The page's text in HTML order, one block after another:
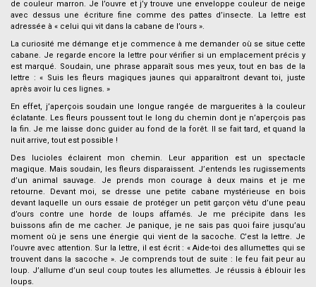
de couleur marron. Je l’ouvre et j’y trouve une enveloppe couleur de neige
avec dessus une écriture fine comme des pattes d’insecte. La lettre est
adressée à « celui qui vit dans la cabane de l’ours ».
La curiosité me démange et je commence à me demander où se situe cette
cabane. Je regarde encore la lettre pour vérifier si un emplacement précis y
est marqué. Soudain, une phrase apparaît sous mes yeux, tout en bas de la
lettre : « Suis les fleurs magiques jaunes qui apparaîtront devant toi, juste
après avoir lu ces lignes. »
En effet, j’aperçois soudain une longue rangée de marguerites à la couleur
éclatante. Les fleurs poussent tout le long du chemin dont je n’aperçois pas
la fin. Je me laisse donc guider au fond de la forêt. Il se fait tard, et quand la
nuit arrive, tout est possible !
Des lucioles éclairent mon chemin. Leur apparition est un spectacle
magique. Mais soudain, les fleurs disparaissent. J’entends les rugissements
d’un animal sauvage. Je prends mon courage à deux mains et je me
retourne. Devant moi, se dresse une petite cabane mystérieuse en bois
devant laquelle un ours essaie de protéger un petit garçon vêtu d’une peau
d’ours contre une horde de loups affamés. Je me précipite dans les
buissons afin de me cacher. Je panique, je ne sais pas quoi faire jusqu’au
moment où je sens une énergie qui vient de la sacoche. C’est la lettre. Je
l’ouvre avec attention. Sur la lettre, il est écrit : « Aide-toi des allumettes qui se
trouvent dans la sacoche ». Je comprends tout de suite : le feu fait peur au
loup. J’allume d’un seul coup toutes les allumettes. Je réussis à éblouir les
loups.